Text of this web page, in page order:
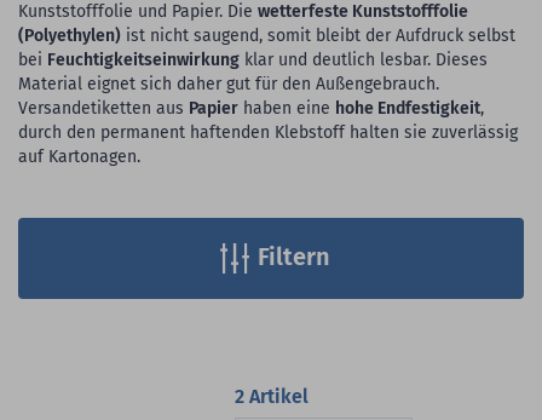
Kunststofffolie und Papier. Die wetterfeste Kunststofffolie
(Polyethylen) ist nicht saugend, somit bleibt der Aufdruck selbst
bei Feuchtigkeitseinwirkung klar und deutlich lesbar. Dieses
Material eignet sich daher gut für den Außengebrauch.
Versandetiketten aus Papier haben eine hohe Endfestigkeit,
durch den permanent haftenden Klebstoff halten sie zuverlässig
auf Kartonagen.
2Artikel
Filtern